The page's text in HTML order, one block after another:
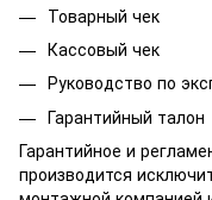
Товарный чек
Кассовый чек
Руководство по
Гарантийный талон
Гарантийное и
производится